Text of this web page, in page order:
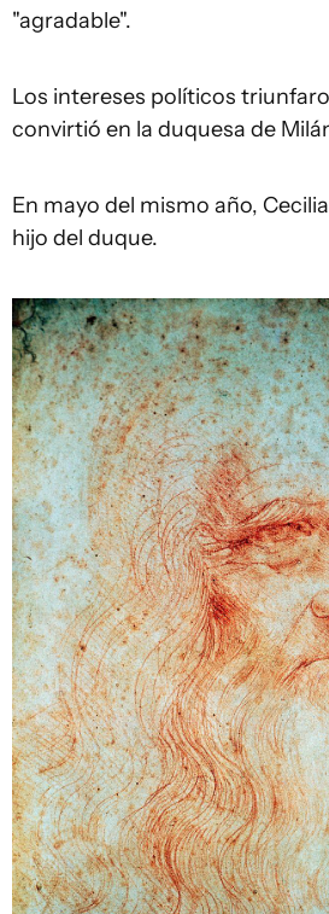
"agradable".
Los intereses políticos
convirtió en la duquesa de
En mayo del mismo año,
hijo del duque.